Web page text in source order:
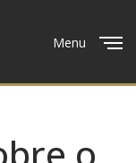
Menu